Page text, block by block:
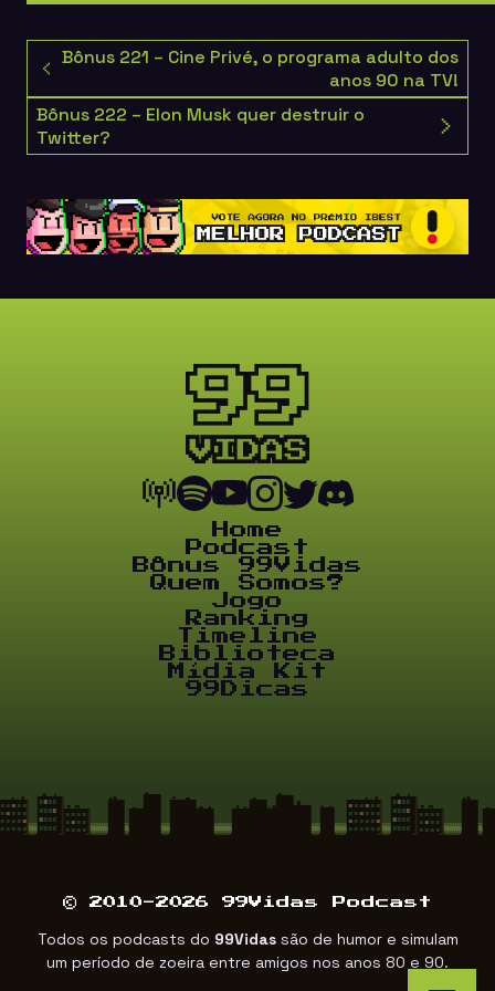
Bônus 221 – Cine Privé, o programa adulto dos
anos 90 na TV!
Bônus 222 – Elon Musk quer destruir o
Twitter?
Home
Podcast
Bônus 99Vidas
Quem Somos?
Jogo
Ranking
Timeline
Biblioteca
Mídia Kit
99Dicas
© 2010-2026 99Vidas Podcast
Todos os podcasts do 99Vidassão de humor e simulam
um período de zoeira entre amigos nos anos 80 e 90.